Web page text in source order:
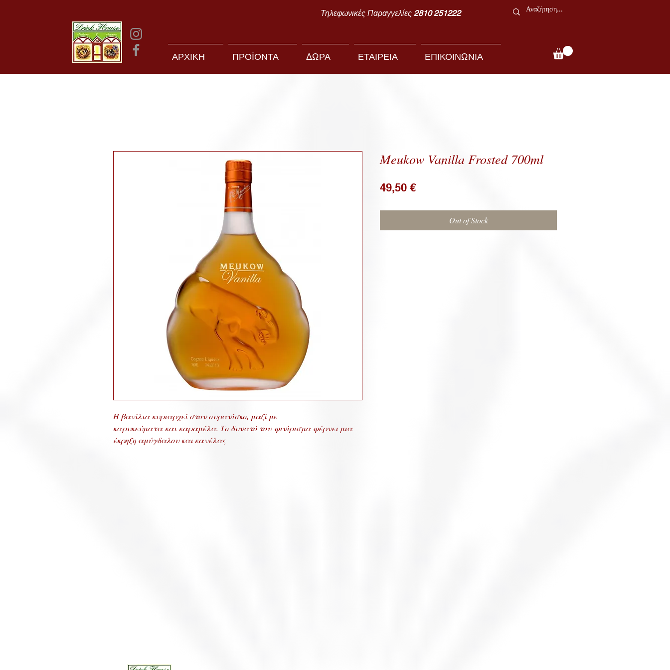
Τηλεφωνικές Παραγγελίες 2810 251222
ΑΡΧΙΚΗ ΠΡΟΪΟΝΤΑ ΔΩΡΑ ΕΤΑΙΡΕΙΑ ΕΠΙΚΟΙΝΩΝΙΑ
Η βανίλια κυριαρχεί στον ουρανίσκο, μαζί με
καρυκεύματα και καραμέλα. Το δυνατό του φινίρισμα φέρνει μια
έκρηξη αμύγδαλου και κανέλας
Meukow Vanilla Frosted 700ml
49,50 €Price
Out of Stock